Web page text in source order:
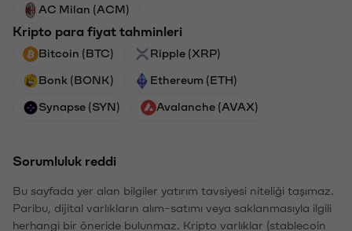
AC Milan (ACM)
Kripto para fiyat tahminleri
Bitcoin (BTC) Ripple (XRP)
Bonk (BONK) Ethereum (ETH)
Synapse (SYN) Avalanche (AVAX)
Sorumluluk reddi
Bu sayfada yer alan bilgiler yatırım tavsiyesi niteliği taşımaz.
Paribu, dijital varlıkların alım-satımı veya saklanmasıyla ilgili
herhangi bir öneride bulunmaz. Kripto varlıklar (stablecoin